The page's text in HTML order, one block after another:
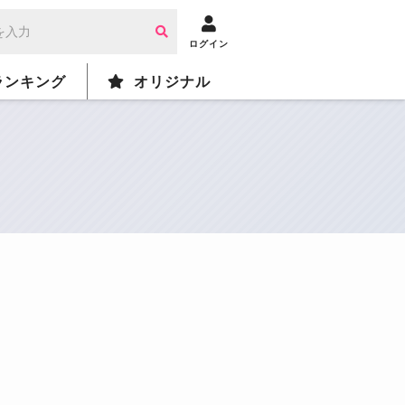
ログイン
ンキング オリジナル